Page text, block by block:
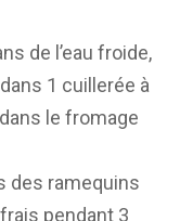
de l’eau froide,
1 cuillerée à
le fromage
des ramequins
pendant 3